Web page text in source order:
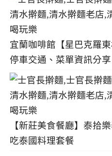
宜蘭咖啡館【星巴克羅
停車交通、菜單資訊分享
【新莊美食餐廳】泰拾
吃泰國料理套餐